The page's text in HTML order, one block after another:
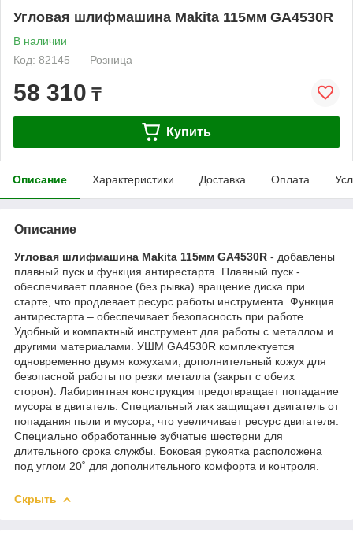
Угловая шлифмашина Makita 115мм GA4530R
В наличии
Код: 82145
Розница
58 310 ₸
Купить
Описание Характеристики Доставка Оплата
Описание
Угловая шлифмашина Makita 115мм GA4530R - добавлены
плавный пуск и функция антирестарта. Плавный пуск -
обеспечивает плавное (без рывка) вращение диска при
старте, что продлевает ресурс работы инструмента. Функция
антирестарта – обеспечивает безопасность при работе.
Удобный и компактный инструмент для работы с металлом и
другими материалами. УШМ GA4530R комплектуется
одновременно двумя кожухами, дополнительный кожух для
безопасной работы по резки металла (закрыт с обеих
сторон). Лабиринтная конструкция предотвращает попадание
мусора в двигатель. Специальный лак защищает двигатель от
попадания пыли и мусора, что увеличивает ресурс двигателя.
Специально обработанные зубчатые шестерни для
длительного срока службы. Боковая рукоятка расположена
под углом 20˚ для дополнительного комфорта и контроля.
Скрыть